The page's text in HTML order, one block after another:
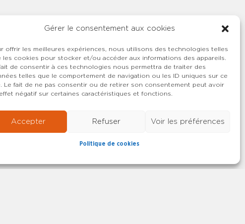
Gérer le consentement aux cookies
offrir les meilleures expériences, nous utilisons des technologies telles
les cookies pour stocker et/ou accéder aux informations des appareils.
de consentir à ces technologies nous permettra de traiter des
telles que le comportement de navigation ou les ID uniques sur ce
Le fait de ne pas consentir ou de retirer son consentement peut avoir
négatif sur certaines caractéristiques et fonctions.
Accepter Refuser Voir les préférences
Politique de cookies